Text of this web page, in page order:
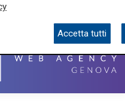
Accetta tutti